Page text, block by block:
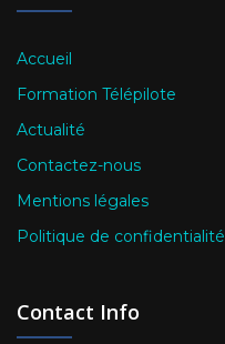
Accueil
Formation Télépilote
Actualité
Contactez-nous
Mentions légales
Politique de confidentialité
Contact Info